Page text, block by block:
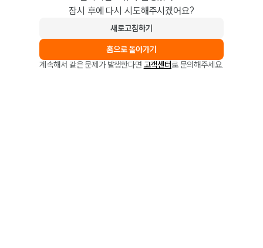
잠시 후에 다시 시도해주시겠어요?
새로고침하기
홈으로 돌아가기
계속해서 같은 문제가 발생한다면 고객센터로 문의해주세요.